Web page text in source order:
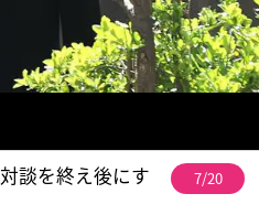
談を終え後にす
7/20